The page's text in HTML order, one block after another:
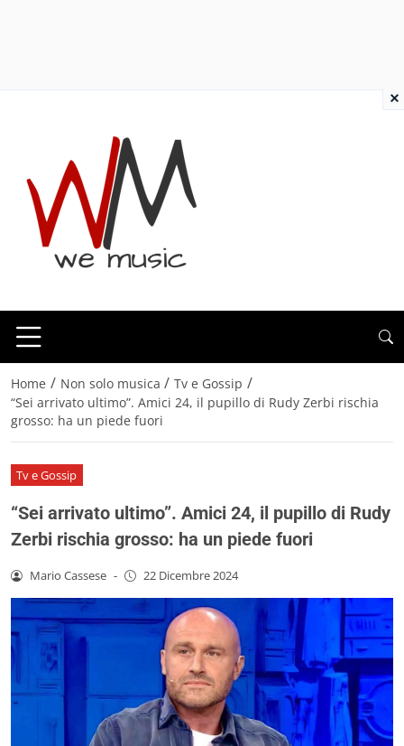
Home / Non solo musica / Tv e Gossip /
“Sei arrivato ultimo”. Amici 24, il pupillo di Rudy Zerbi rischia
grosso: ha un piede fuori
Tv e Gossip
“Sei arrivato ultimo”. Amici 24, il pupillo di Rudy
Zerbi rischia grosso: ha un piede fuori
Mario Cassese - 22 Dicembre 2024
×